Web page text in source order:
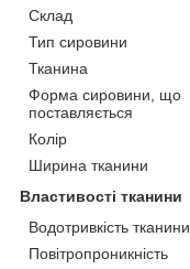
Склад
Тип сировини
Тканина
Форма сировини, що
поставляється
Колір
Ширина тканини
Властивості тканини
Водотривкість тканини
Повітропроникність